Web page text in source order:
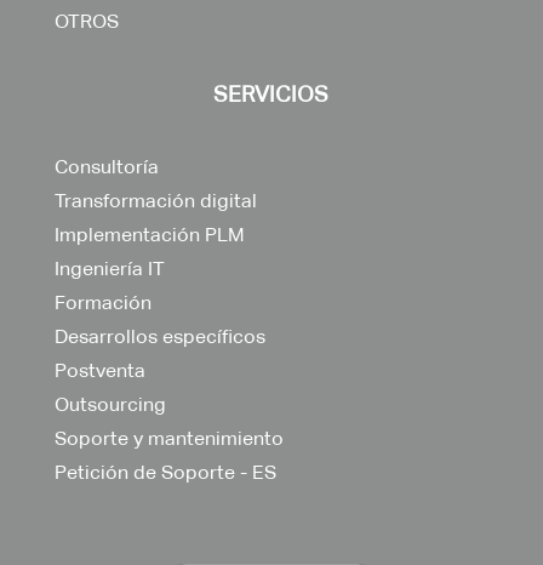
OTROS
SERVICIOS
Consultoría
Transformación digital
Implementación PLM
Ingeniería IT
Formación
Desarrollos específicos
Postventa
Outsourcing
Soporte y mantenimiento
Petición de Soporte - ES